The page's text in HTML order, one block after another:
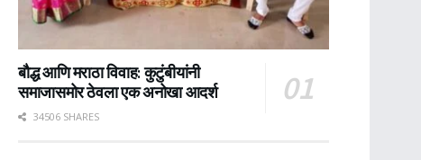
बौद्ध आणि मराठा विवाह: कुटुंबीयांनी
समाजासमोर ठेवला एक अनोखा आदर्श
34506 SHARES